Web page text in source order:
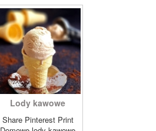
Lody kawowe
Share Pinterest Print